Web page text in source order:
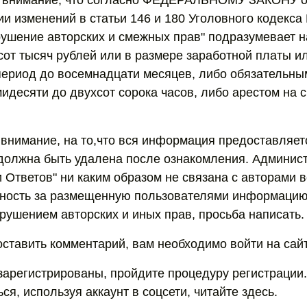
изменений в статьи 146 и 180 Уголовного кодекса
авторских и смежных прав" подразумевает
тысяч рублей или в размере заработной платы
до восемнадцати месяцев, либо
до двухсот сорока часов, либо арестом на
на то,что вся информация
быть удалена после ознакомления.
ни каким образом не связана с авторами
за размещенную пользователями
авторских и иных прав, просьба написать.
комментарий, вам необходимо войти на
пройдите процедуру
используя аккаунт в соцсети, читайте здесь.